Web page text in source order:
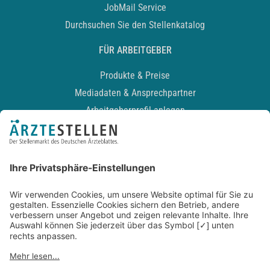
JobMail Service
Durchsuchen Sie den Stellenkatalog
FÜR ARBEITGEBER
Produkte & Preise
Mediadaten & Ansprechpartner
Arbeitgeberprofil anlegen
Recruiting-Podcast
Kontakt
Datenschutz
Newsletter